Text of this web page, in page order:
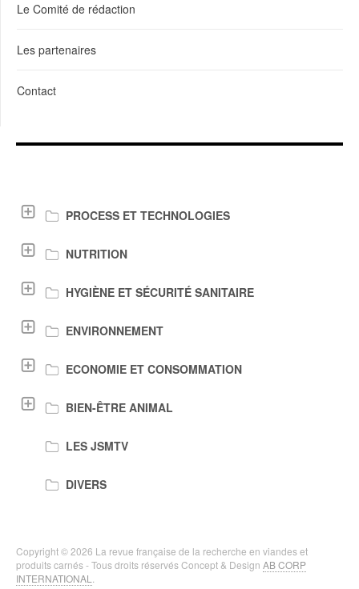
Le Comité de rédaction
Les partenaires
Contact
PROCESS ET TECHNOLOGIES
NUTRITION
HYGIÈNE ET SÉCURITÉ SANITAIRE
ENVIRONNEMENT
ECONOMIE ET CONSOMMATION
BIEN-ÊTRE ANIMAL
LES JSMTV
DIVERS
Copyright © 2026 La revue française de la recherche en viandes et
produits carnés - Tous droits réservés Concept & Design AB CORP
INTERNATIONAL